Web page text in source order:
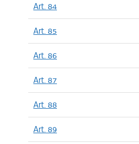
Art. 84
Art. 85
Art. 86
Art. 87
Art. 88
Art. 89